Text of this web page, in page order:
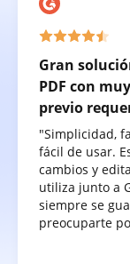
Gran
PDF con
previo
"Simplicidad,
fácil de usar.
cambios y
utiliza junto a
siempre se
preocuparte